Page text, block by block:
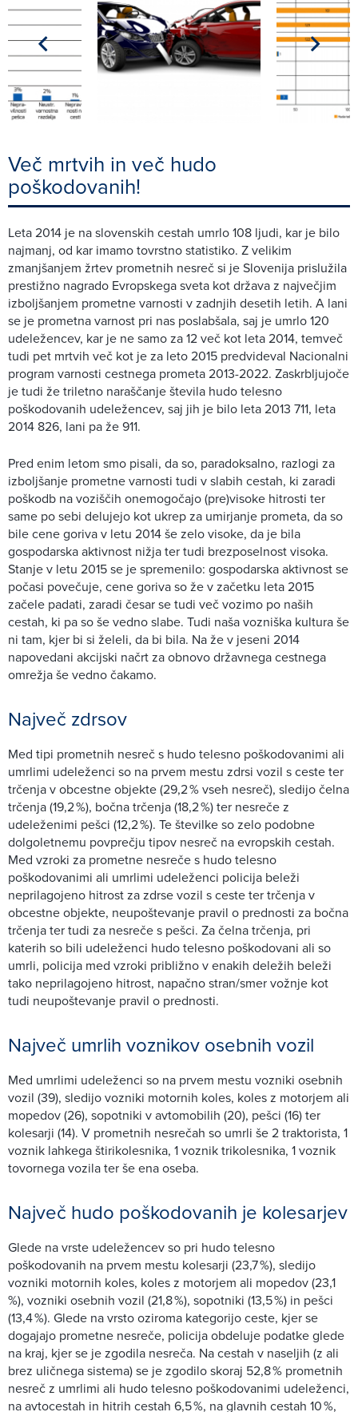
Več mrtvih in več hudo
poškodovanih!
Leta 2014 je na slovenskih cestah umrlo 108 ljudi, kar je bilo
najmanj, od kar imamo tovrstno statistiko. Z velikim
zmanjšanjem žrtev prometnih nesreč si je Slovenija prislužila
prestižno nagrado Evropskega sveta kot država z največjim
izboljšanjem prometne varnosti v zadnjih desetih letih. A lani
se je prometna varnost pri nas poslabšala, saj je umrlo 120
udeležencev, kar je ne samo za 12 več kot leta 2014, temveč
tudi pet mrtvih več kot je za leto 2015 predvideval Nacionalni
program varnosti cestnega prometa 2013-2022. Zaskrbljujoče
je tudi že triletno naraščanje števila hudo telesno
poškodovanih udeležencev, saj jih je bilo leta 2013 711, leta
2014 826, lani pa že 911.
Pred enim letom smo pisali, da so, paradoksalno, razlogi za
izboljšanje prometne varnosti tudi v slabih cestah, ki zaradi
poškodb na voziščih onemogočajo (pre)visoke hitrosti ter
same po sebi delujejo kot ukrep za umirjanje prometa, da so
bile cene goriva v letu 2014 še zelo visoke, da je bila
gospodarska aktivnost nižja ter tudi brezposelnost visoka.
Stanje v letu 2015 se je spremenilo: gospodarska aktivnost se
počasi povečuje, cene goriva so že v začetku leta 2015
začele padati, zaradi česar se tudi več vozimo po naših
cestah, ki pa so še vedno slabe. Tudi naša vozniška kultura še
ni tam, kjer bi si želeli, da bi bila. Na že v jeseni 2014
napovedani akcijski načrt za obnovo državnega cestnega
omrežja še vedno čakamo.
Največ zdrsov
Med tipi prometnih nesreč s hudo telesno poškodovanimi ali
umrlimi udeleženci so na prvem mestu zdrsi vozil s ceste ter
trčenja v obcestne objekte (29,2 % vseh nesreč), sledijo čelna
trčenja (19,2 %), bočna trčenja (18,2 %) ter nesreče z
udeleženimi pešci (12,2 %). Te številke so zelo podobne
dolgoletnemu povprečju tipov nesreč na evropskih cestah.
Med vzroki za prometne nesreče s hudo telesno
poškodovanimi ali umrlimi udeleženci policija beleži
neprilagojeno hitrost za zdrse vozil s ceste ter trčenja v
obcestne objekte, neupoštevanje pravil o prednosti za bočna
trčenja ter tudi za nesreče s pešci. Za čelna trčenja, pri
katerih so bili udeleženci hudo telesno poškodovani ali so
umrli, policija med vzroki približno v enakih deležih beleži
tako neprilagojeno hitrost, napačno stran/smer vožnje kot
tudi neupoštevanje pravil o prednosti.
Največ umrlih voznikov osebnih vozil
Med umrlimi udeleženci so na prvem mestu vozniki osebnih
vozil (39), sledijo vozniki motornih koles, koles z motorjem ali
mopedov (26), sopotniki v avtomobilih (20), pešci (16) ter
kolesarji (14). V prometnih nesrečah so umrli še 2 traktorista, 1
voznik lahkega štirikolesnika, 1 voznik trikolesnika, 1 voznik
tovornega vozila ter še ena oseba.
Največ hudo poškodovanih je kolesarjev
Glede na vrste udeležencev so pri hudo telesno
poškodovanih na prvem mestu kolesarji (23,7 %), sledijo
vozniki motornih koles, koles z motorjem ali mopedov (23,1
%), vozniki osebnih vozil (21,8 %), sopotniki (13,5 %) in pešci
(13,4 %). Glede na vrsto oziroma kategorijo ceste, kjer se
dogajajo prometne nesreče, policija obdeluje podatke glede
na kraj, kjer se je zgodila nesreča. Na cestah v naseljih (z ali
brez uličnega sistema) se je zgodilo skoraj 52,8 % prometnih
nesreč z umrlimi ali hudo telesno poškodovanimi udeleženci,
na avtocestah in hitrih cestah 6,5 %, na glavnih cestah 10 %,